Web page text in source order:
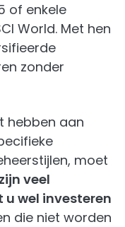
of enkele
World. Met hen
zonder
hebben aan
moet
veel
u wel investeren
die niet worden